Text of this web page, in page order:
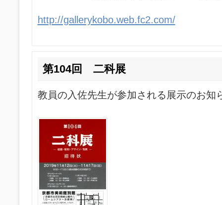
http://gallerykobo.web.fc2.com/
第104回 二科展
教員の入佐先生が参加される展示のお知